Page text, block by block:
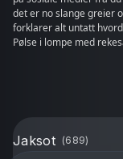
det er no slange greier
forklarer alt untatt
Pølse i lompe med
Jaksot (689)